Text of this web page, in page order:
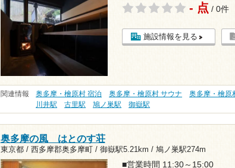
- 点 / 0件
施設情報を見る
関連情報 奥多摩・檜原村 宿泊 奥多摩・檜原村 サウナ 奥多摩・檜原
川井駅
古里駅 鳩ノ巣駅 御嶽駅
奥多摩の風 はとのす荘
東京都 / 西多摩郡奥多摩町 / 御嶽駅5.21km / 鳩ノ巣駅274m
■営業時間 11:30～15:00